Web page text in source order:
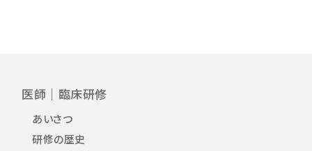
医師｜臨床研修
あいさつ
研修の歴史